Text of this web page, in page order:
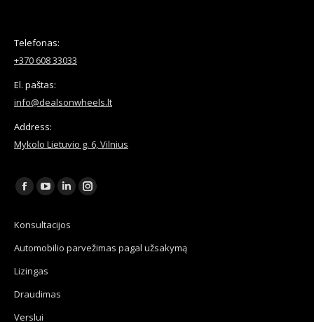
Telefonas:
+370 608 33033
El. paštas:
info@dealsonwheels.lt
Address:
Mykolo Lietuvio g. 6, Vilnius
Find us on:
Facebook
opens
in
new
YouTube
opens
in
new
Linkedin
opens
in
Instagram
in
Konsultacijos
Automobilio parvežimas pagal užsakymą
Lizingas
Draudimas
Verslui